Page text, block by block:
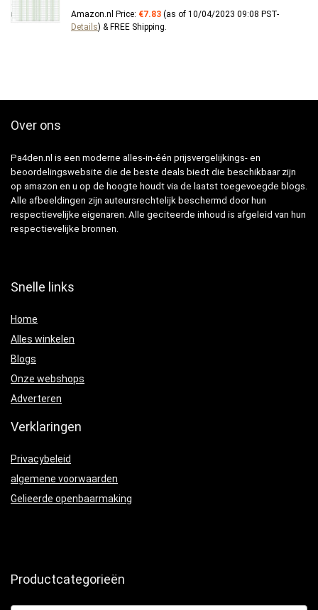
Amazon.nl Price: €7.83 (as of 10/04/2023 09:08 PST-
Details) & FREE Shipping
Over ons
Pa4den.nl is een moderne alles-in-één prijsvergelijkings- en
beoordelingswebsite die de beste deals biedt die beschikbaar zijn
op amazon en u op de hoogte houdt via de laatst toegevoegde blogs.
Alle afbeeldingen zijn auteursrechtelijk beschermd door hun
respectievelijke eigenaren. Alle geciteerde inhoud is afgeleid van hun
respectievelijke bronnen.
Snelle links
Home
Alles winkelen
Blogs
Onze webshops
Adverteren
Verklaringen
Privacybeleid
algemene voorwaarden
Gelieerde openbaarmaking
Productcategorieën